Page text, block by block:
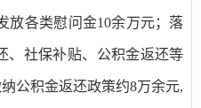
放各类慰问金10余万元；落
、社保补贴、公积金返还等
公积金返还政策约8万余元,